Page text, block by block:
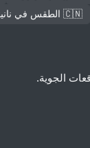
🇨🇳 الطقس في نانينغ
الجوية.